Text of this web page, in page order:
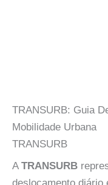
TRANSURB: Guia
Mobilidade Urbana
TRANSURB
A TRANSURB